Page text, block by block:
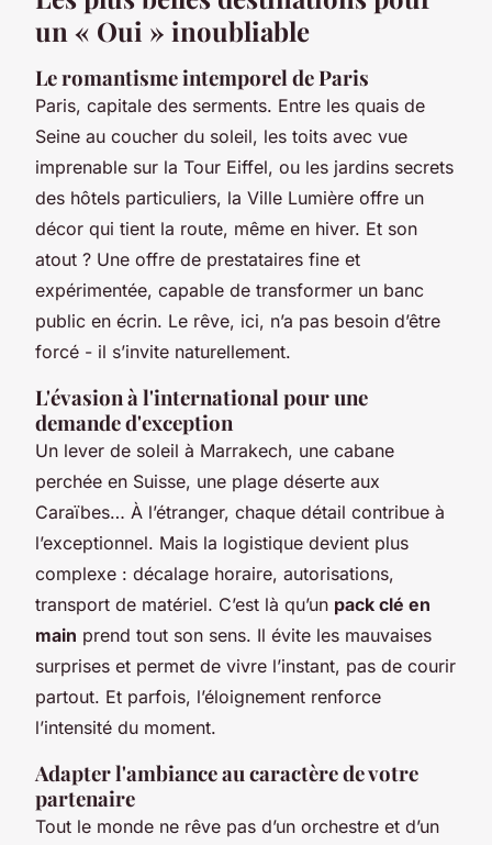
un « Oui » inoubliable
Le romantisme intemporel de Paris
Paris, capitale des serments. Entre les quais de
Seine au coucher du soleil, les toits avec vue
imprenable sur la Tour Eiffel, ou les jardins secrets
des hôtels particuliers, la Ville Lumière offre un
décor qui tient la route, même en hiver. Et son
atout ? Une offre de prestataires fine et
expérimentée, capable de transformer un banc
public en écrin. Le rêve, ici, n’a pas besoin d’être
forcé - il s’invite naturellement.
L'évasion à l'international pour une
demande d'exception
Un lever de soleil à Marrakech, une cabane
perchée en Suisse, une plage déserte aux
Caraïbes… À l’étranger, chaque détail contribue à
l’exceptionnel. Mais la logistique devient plus
complexe : décalage horaire, autorisations,
transport de matériel. C’est là qu’un pack clé en
main prend tout son sens. Il évite les mauvaises
surprises et permet de vivre l’instant, pas de courir
partout. Et parfois, l’éloignement renforce
l’intensité du moment.
Adapter l'ambiance au caractère de votre
partenaire
Tout le monde ne rêve pas d’un orchestre et d’un